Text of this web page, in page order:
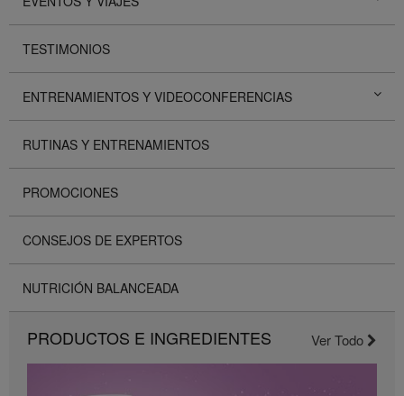
TESTIMONIOS
ENTRENAMIENTOS Y VIDEOCONFERENCIAS
RUTINAS Y ENTRENAMIENTOS
PROMOCIONES
CONSEJOS DE EXPERTOS
NUTRICIÓN BALANCEADA
PRODUCTOS E INGREDIENTES Ver Todo